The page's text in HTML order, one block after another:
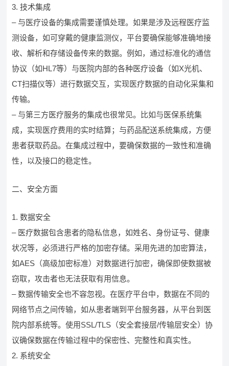
3. 技术集成
– 与医疗设备的集成需要谨慎处理。如果是涉及远程医疗监
测设备，如可穿戴的健康监测仪，平台要确保能够准确地接
收、解析和存储设备传来的数据。例如，通过标准化的通信
协议（如HL7等）与医院内部的各种医疗设备（如X光机、
CT扫描仪等）进行数据交互，实现医疗数据的自动化采集和
传输。
– 与第三方医疗服务的集成也很常见。比如与医保系统集
成，实现医疗费用的实时结算；与药品配送系统集成，方便
患者获取药品。在集成过程中，要确保数据的一致性和准确
性，以及接口的稳定性。
二、安全方面
1. 数据安全
– 医疗数据包含患者的隐私信息，如姓名、身份证号、健康
状况等，必须进行严格的加密存储。采用先进的加密算法，
如AES（高级加密标准）对数据进行加密，确保即使数据被
窃取，攻击者也无法获取有用信息。
– 数据传输安全也不容忽视。在医疗平台中，数据在不同的
网络节点之间传输，如从患者端到平台服务器，从平台到医
院内部系统等。使用SSL/TLS（安全套接层/传输层安全）协
议确保数据在传输过程中的保密性、完整性和真实性。
2. 系统安全